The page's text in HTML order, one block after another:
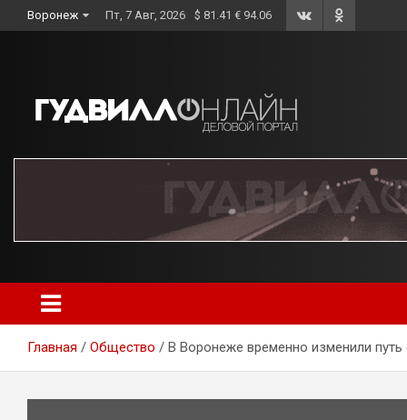
to
Воронеж Пт, 7 Авг, 2026 $ 81.41 € 94.06
Главная Общество В Воронеже временно изменили